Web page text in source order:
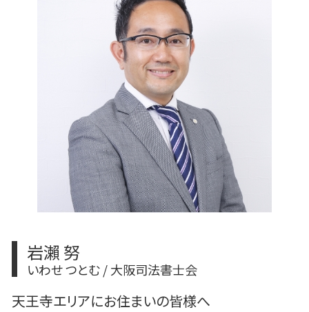
法人登記 変更 費用
相続登記 登録免許税
遺産 生前放棄
相続放棄 必要書類
相続 遺産分割協議書
岩瀨 努
いわせ つとむ / 大阪司法書士会
天王寺エリアにお住まいの皆様へ